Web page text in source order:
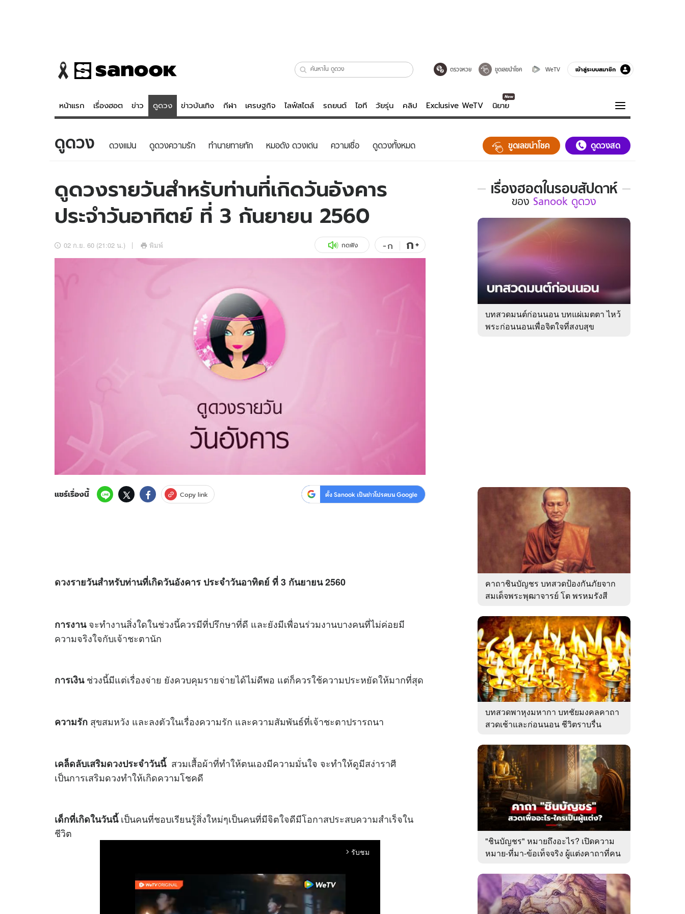
ตรวจหวย ขูดเลขนำโชค WeTV เข้าสู่ระบบสมาชิก
หน้าแรก เรื่องฮอต ข่าว ดูดวง ข่าวบันเทิง กีฬา เศรษฐกิจ ไลฟ์สไตล์ รถยนต์ ไอที วัยรุ่น คลิป Exclusive WeTV นิยาย
ข่าว
ข่าวบันเทิง
ข่าวกีฬา
ข่าวเศรษฐกิจ
อัปเดตจีน
เช็กข่าวชัวร์
ดูดวง - ตรวจหวย
สถิติหวยไทย
หวยลาว
ไลฟ์สไตล์
วัยรุ่น
ไอที
รถยนต์
สุขภาพ
เที่ยว-กิน
ดูทีวี
WeTV
ความรู้รอบตัว
ฮาวทู
ติดตามสนุกโซเชียลได้ที่
ดูดวง ดวงแม่น ดูดวงความรัก ทํานายทายทัก หมอดัง ดวงเด่น ความเชื่อ ดูดวงทั้งหมด ขูดเลขนำโชค ดูดวงสด
ดูดวงรายวันสำหรับท่านที่เกิดวันอังคาร
ประจำวันอาทิตย์ ที่ 3 กันยายน 2560
02 ก.ย. 60 (21:02 น.) พิมพ์ กดฟัง -ก ก+
แชร์เรื่องนี้ Copy link ตั้ง Sanook เป็นข่าวโปรดบน Google
ดวงรายวันสำหรับท่านที่เกิดวันอังคาร ประจำวันอาทิตย์ ที่ 3 กันยายน 2560
การงานจะทำงานสิ่งใดในช่วงนี้ควรมีที่ปรึกษาที่ดี และยังมีเพื่อนร่วมงานบางคนที่ไม่ค่อยมี
ความจริงใจกับเจ้าชะตานัก
การเงินช่วงนี้มีแต่เรื่องจ่าย ยังควบคุมรายจ่ายได้ไม่ดีพอ แต่ก็ควรใช้ความประหยัดให้มากที่สุด
ความรัก สุขสมหวัง และลงตัวในเรื่องความรัก และความสัมพันธ์ที่เจ้าชะตาปรารถนา
เคล็ดลับเสริมดวงประจำวันนี้สวมเสื้อผ้าที่ทำให้ตนเองมีความมั่นใจ จะทำให้ดูมีสง่าราศี
เป็นการเสริมดวงทำให้เกิดความโชคดี
เด็กที่เกิดในวันนี้เป็นคนที่ชอบเรียนรู้สิ่งใหม่ๆเป็นคนที่มีจิตใจดีมีโอกาสประสบความสำเร็จใน
ชีวิต
arrow_forward_ios รับชม
เรื่องฮอตในรอบสัปดาห์
เรื่อง
ใน
รอบ
ของ
Sanook
ดูด
ของ Sanook ดูดวง
บทสวดมนต์ก่อนนอน บทแผ่เมตตา ไหว้
พระก่อนนอนเพื่อจิตใจที่สงบสุข
คาถาชินบัญชร บทสวดป้องกันภัยจาก
สมเด็จพระพุฒาจารย์ โต พรหมรังสี
บทสวดพาหุงมหากา บทชัยมงคลคาถา
สวดเช้าและก่อนนอน ชีวิตราบรื่น
"ชินบัญชร" หมายถึงอะไร? เปิดความ
หมาย-ที่มา-ข้อเท็จจริง ผู้แต่งคาถาที่คน